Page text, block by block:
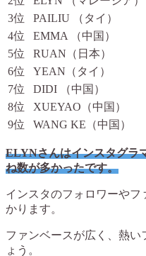
3位
PAILIU （タイ）
4位
EMMA （中国）
5位
RUAN（日本）
6位
YEAN（タイ）
7位
DIDI （中国）
8位
XUEYAO（中国）
9位
WANG KE（中国）
ELYNさんはインスタグラ
ね数が多かったです。
インスタのフォロワーや
かります。
ファンベースが広く、熱い
ょう。